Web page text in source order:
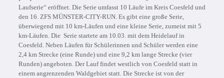
Laufserie“ eröffnet. Die Serie umfasst 10 Läufe im Kreis Coesfeld und
den 16. ZFS MÜNSTER-CITY-RUN. Es gibt eine große Serie,
überwiegend mit 10 km-Läufen und eine kleine Serie, zumeist mit 5
km-Läufen. Die Serie startete am 10.03. mit dem Heidelauf in
Coesfeld. Neben Läufen für Schülerinnen und Schüler werden eine
2,4 km Strecke (eine Runde) und eine 9,2 km lange Strecke (vier
Runden) angeboten. Der Lauf findet westlich von Coesfeld statt in
einem angrenzenden Waldgebiet statt. Die Strecke ist von der